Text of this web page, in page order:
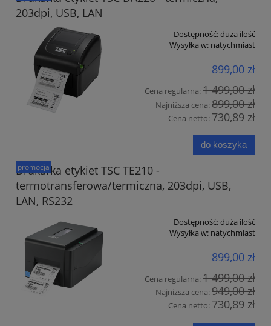
203dpi, USB, LAN
Dostępność:duża ilość
Wysyłka w: natychmiast
899,00 zł
Cena regularna:1 499,00 zł
Najniższa cena:899,00 zł
Cena netto: 730,89 zł
do koszyka
Drukarka etykiet TSC TE210 -
termotransferowa/termiczna, 203dpi, USB,
LAN, RS232
Dostępność:duża ilość
Wysyłka w: natychmiast
899,00 zł
Cena regularna:1 499,00 zł
Najniższa cena:949,00 zł
Cena netto: 730,89 zł
promocja